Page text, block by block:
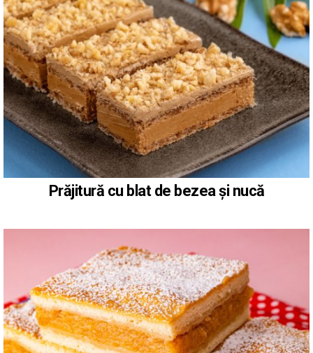
Prăjitură cu blat de bezea și nucă